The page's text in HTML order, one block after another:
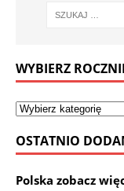
WYBIERZ
OSTATNIO
Polska zobacz